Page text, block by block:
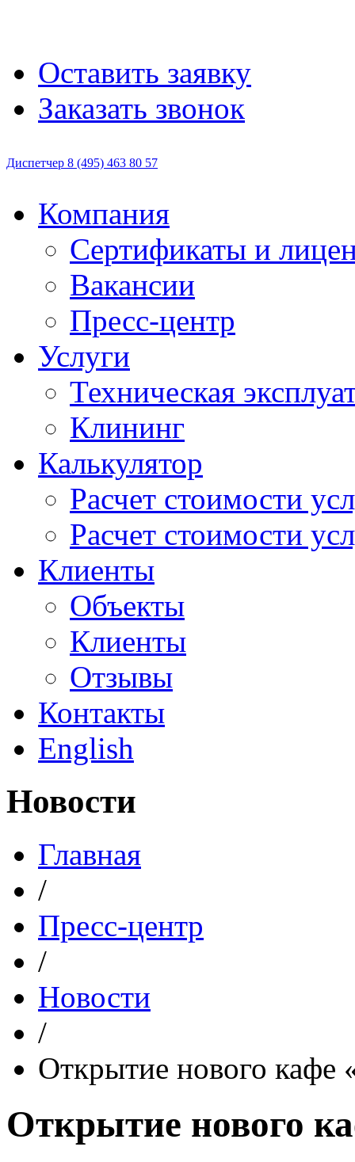
Оставить заявку
Заказать звонок
Диспетчер 8 (495) 463 80 57
Компания
Сертификаты и
Вакансии
Пресс-центр
Услуги
Техническая
Клининг
Калькулятор
Расчет стоимости
Расчет стоимости
Клиенты
Объекты
Клиенты
Отзывы
Контакты
English
Новости
Главная
/
Пресс-центр
/
Новости
/
Открытие нового кафе
Открытие нового